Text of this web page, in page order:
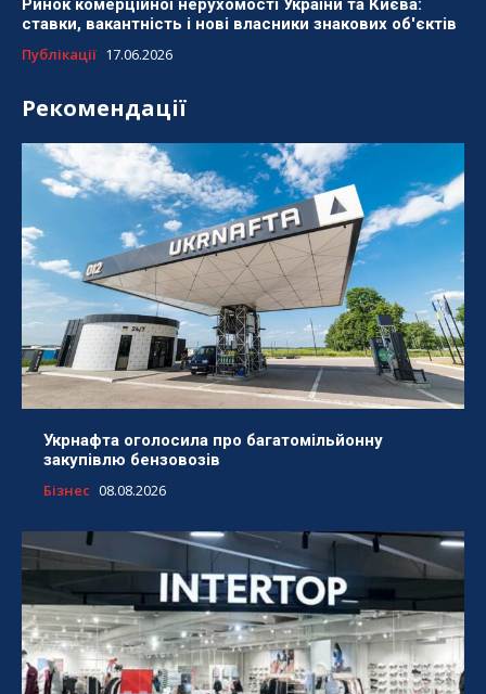
Ринок комерційної нерухомості України та Києва:
ставки, вакантність і нові власники знакових об'єктів
Публікації 17.06.2026
Рекомендації
Укрнафта оголосила про багатомільйонну
закупівлю бензовозів
Бізнес 08.08.2026